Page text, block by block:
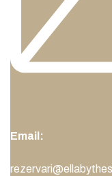
Email: